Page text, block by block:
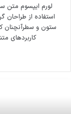
لورم ایپسوم متن
استفاده از طراحان
ستون و سطرآنچنان
کاربردهای